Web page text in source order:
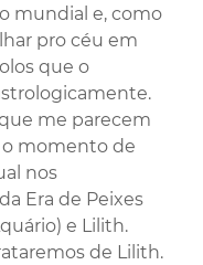
mundial e, como
pro céu em
que o
me parecem
momento de
nos
Era de Peixes
e Lilith.
de Lilith.